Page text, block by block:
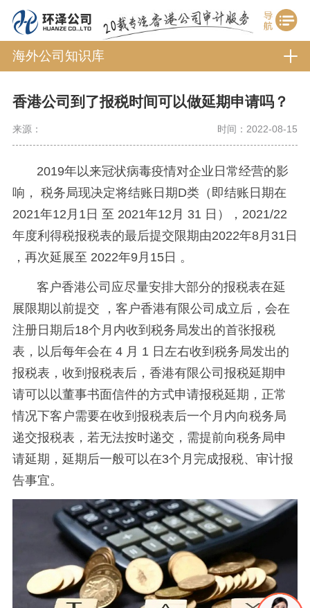
海外公司知识库
香港公司到了报税时间可以做延期申请吗？
来源： 时间：2022-08-15
2019年以来冠状病毒疫情对企业日常经营的影
响， 税务局现决定将结账日期D类（即结账 日期在
2021年12月1日 至 2021年12月 31 日），2021/22
年度利得税报税表的最后提交限期由2022年8月31日
，再次延展至 2022年9月15日 。
客户香港公司应尽量安排大部分的报税表在延
展限期以前提交 ，客户香港有限公司成立后，会在
注册日期后18个月内收到税务局发出的首张报税
表，以后每年会在 4 月 1 日左右收到税务局发出的
报税表，收到报税表后，香港有限公司报税延期申
请可以以董事书面信件的方式申请报税延期，正常
情况下客户需要在收到报税表后一个月内向税务局
递交报税表，若无法按时递交，需提前向税务局申
请延期，延期后一般可以在3个月完成报税、审计报
告事宜。